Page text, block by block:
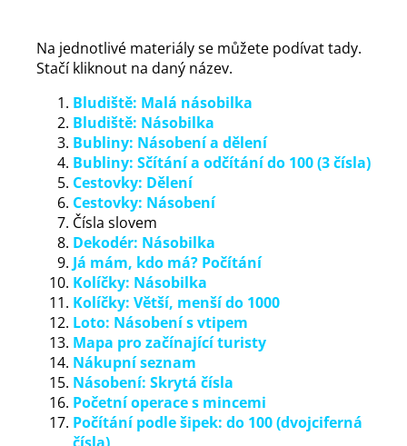
Na jednotlivé materiály se můžete podívat tady.
Stačí kliknout na daný název.
Bludiště: Malá násobilka
Bludiště: Násobilka
Bubliny: Násobení a dělení
Bubliny: Sčítání a odčítání do 100 (3 čísla)
Cestovky: Dělení
Cestovky: Násobení
Čísla slovem
Dekodér: Násobilka
Já mám, kdo má? Počítání
Kolíčky: Násobilka
Kolíčky: Větší, menší do 1000
Loto: Násobení s vtipem
Mapa pro začínající turisty
Nákupní seznam
Násobení: Skrytá čísla
Početní operace s mincemi
Počítání podle šipek: do 100 (dvojciferná